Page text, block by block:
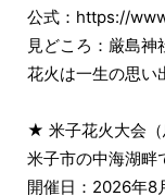
公式：https://
見どころ：厳島
花火は一生の思い
★ 米子花火大会（
米子市の中海湖畔
開催日：2026年8